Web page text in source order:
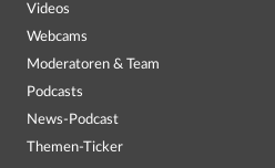
Videos
Webcams
Moderatoren & Team
Podcasts
News-Podcast
Themen-Ticker